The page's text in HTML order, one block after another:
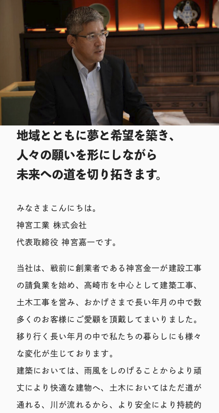
地域とともに夢と希望を築き、
人々の願いを形にしながら
未来への道を切り拓きます。
みなさまこんにちは。
神宮工業 株式会社
代表取締役 神宮嘉一です。
当社は、戦前に創業者である神宮金一が建設工事
の請負業を始め、高崎市を中心として建築工事、
土木工事を営み、おかげさまで長い年月の中で数
多くのお客様にご愛顧を頂戴してまいりました。
移り行く長い年月の中で私たちの暮らしにも様々
な変化が生じております。
建築においては、雨風をしのげることからより頑
丈により快適な建物へ、土木においてはただ道が
通れる、川が流れるから、より安全により持続的